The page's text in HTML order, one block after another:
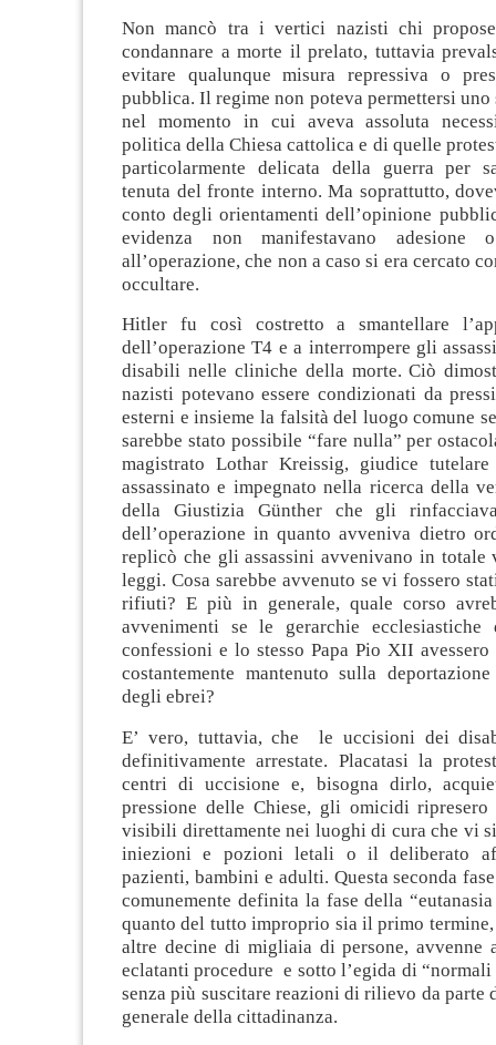
Non mancò tra i vertici nazisti chi
condannare a morte il prelato, tuttavia
evitare qualunque misura repressiva o
pubblica. Il regime non poteva permettersi
nel momento in cui aveva assoluta
politica della Chiesa cattolica e di quelle
particolarmente delicata della guerra per
tenuta del fronte interno. Ma soprattutto,
conto degli orientamenti dell’opinione
evidenza non manifestavano adesione o
all’operazione, che non a caso si era cercato
occultare.
Hitler fu così costretto a smantellare
dell’operazione T4 e a interrompere gli
disabili nelle cliniche della morte. Ciò
nazisti potevano essere condizionati da
esterni e insieme la falsità del luogo comune
sarebbe stato possibile “fare nulla” per
magistrato Lothar Kreissig, giudice
assassinato e impegnato nella ricerca della
della Giustizia Günther che gli
dell’operazione in quanto avveniva dietro
replicò che gli assassini avvenivano in totale
leggi. Cosa sarebbe avvenuto se vi fossero
rifiuti? E più in generale, quale corso
avvenimenti se le gerarchie
confessioni e lo stesso Papa Pio XII
costantemente mantenuto sulla
degli ebrei?
E’ vero, tuttavia, che le uccisioni dei
definitivamente arrestate. Placatasi la
centri di uccisione e, bisogna dirlo,
pressione delle Chiese, gli omicidi
visibili direttamente nei luoghi di cura che vi
iniezioni e pozioni letali o il deliberato
pazienti, bambini e adulti. Questa seconda
comunemente definita la fase della
quanto del tutto improprio sia il primo
altre decine di migliaia di persone, avvenne
eclatanti procedure e sotto l’egida di
senza più suscitare reazioni di rilievo da parte
generale della cittadinanza.